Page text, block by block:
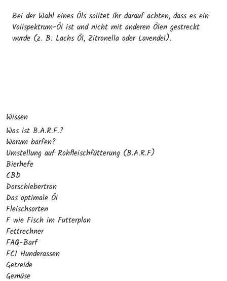
Bei der Wahl eines Öls solltet ihr darauf achten, dass es ein
Vollspektrum-Öl ist und nicht mit anderen Ölen gestreckt
wurde (z. B. Lachs Öl, Zitronella oder Lavendel).
Wissen
Was ist B.A.R.F.?
Warum barfen?
Umstellung auf Rohfleischfütterung (B.A.R.F)
Bierhefe
CBD
Dorschlebertran
Das optimale Öl
Fleischsorten
F wie Fisch im Futterplan
Fettrechner
FAQ-Barf
FCI Hunderassen
Getreide
Gemüse